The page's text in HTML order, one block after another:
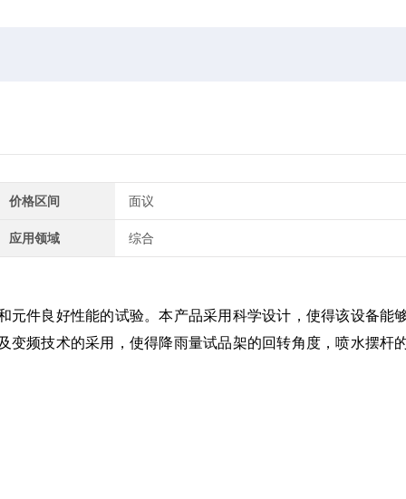
价格区间 面议
应用领域 综合
件良好性能的试验。本产品采用科学设计，使得该设备能
频技术的采用，使得降雨量试品架的回转角度，喷水摆杆